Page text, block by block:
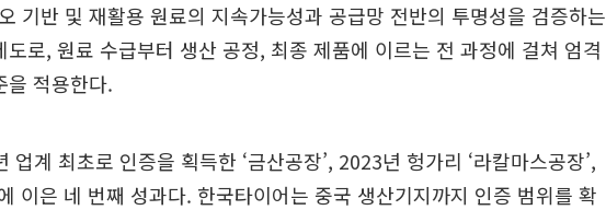
기반 및 재활용 원료의 지속가능성과 공급망 전반의 투명성을 검증하는
로, 원료 수급부터 생산 공정, 최종 제품에 이르는 전 과정에 걸쳐 엄격
을 적용한다.
업계 최초로 인증을 획득한 ‘금산공장’, 2023년 헝가리 ‘라칼마스공장’,
이은 네 번째 성과다. 한국타이어는 중국 생산기지까지 인증 범위를 확